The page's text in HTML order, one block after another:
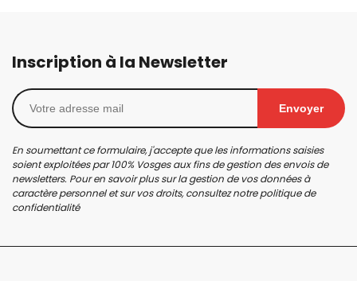
Inscription à la Newsletter
Envoyer
En soumettant ce formulaire, j'accepte que les informations saisies
soient exploitées par 100% Vosges aux fins de gestion des envois de
newsletters. Pour en savoir plus sur la gestion de vos données à
caractère personnel et sur vos droits, consultez notrepolitique de
confidentialité